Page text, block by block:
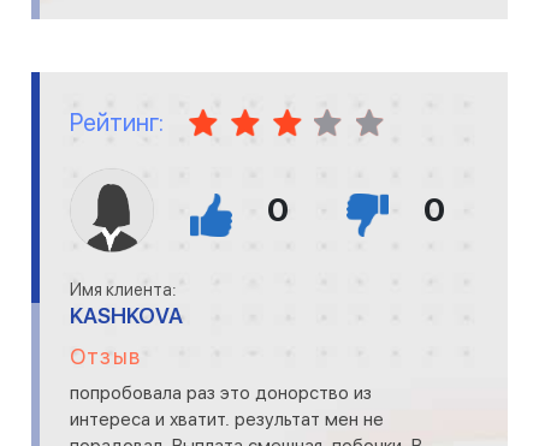
Рейтинг:
0 0
Имя клиента:
KASHKOVA
Отзыв
попробовала раз это донорство из
интереса и хватит. результат мен не